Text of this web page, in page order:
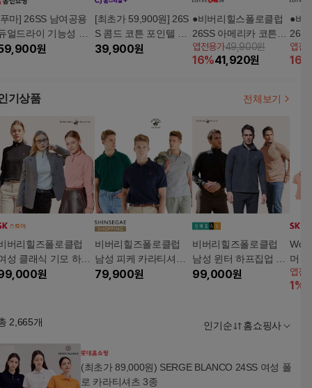
마] 26SS 남여공용
얼드라이 기능성 티
츠 6종(Q1-3)
원
[최초가 59,900원] 26S
S 콤드 코튼 포인텔 티
셔츠 3종
39,900원
●비버리힐스폴로클럽
26SS 아메리카 코튼10
0 썸머컬렉션 남성 반
팔티셔츠 5종
앱전용가49,900원
16%41,920원
●비
0 썸
팔
앱전
16
기상품 전체보기
버리힐즈폴로클럽
성 클래식 기모 하프
업 스웻셔츠 3종
원
비버리힐즈폴로클럽
남성 피케 카라티셔츠
3종
79,900원
비버리힐즈폴로클럽
남성 윈터 하프집업 스
웻셔츠 3종
99,000원
머
(90
앱전
1%
2,665개 인기순 홈쇼핑사
(최초가 89,000원) SERGE BLANCO 24SS 여성 폴
로 카라티셔츠 3종